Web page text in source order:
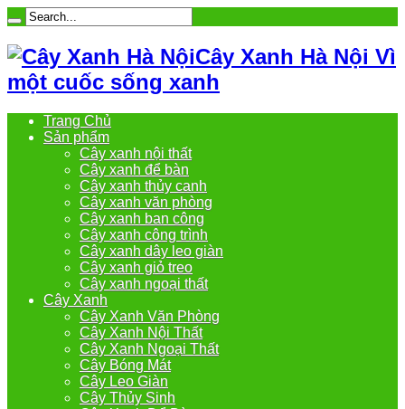
Cây Xanh Hà Nội Vì
một cuốc sống xanh
Trang Chủ
Sản phẩm
Cây xanh nội thất
Cây xanh để bàn
Cây xanh thủy canh
Cây xanh văn phòng
Cây xanh ban công
Cây xanh công trình
Cây xanh dây leo giàn
Cây xanh giỏ treo
Cây xanh ngoại thất
Cây Xanh
Cây Xanh Văn Phòng
Cây Xanh Nội Thất
Cây Xanh Ngoại Thất
Cây Bóng Mát
Cây Leo Giàn
Cây Thủy Sinh